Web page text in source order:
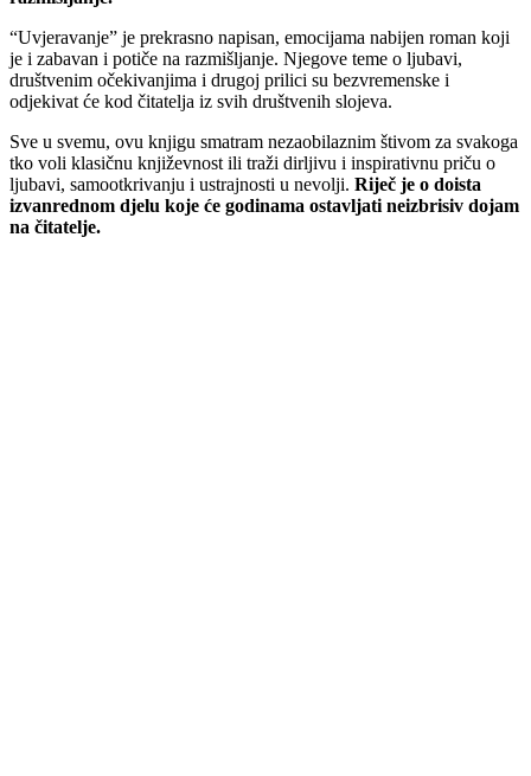
“Uvjeravanje” je prekrasno napisan, emocijama nabijen roman koji
je i zabavan i potiče na razmišljanje. Njegove teme o ljubavi,
društvenim očekivanjima i drugoj prilici su bezvremenske i
odjekivat će kod čitatelja iz svih društvenih slojeva.
Sve u svemu, ovu knjigu smatram nezaobilaznim štivom za svakoga
tko voli klasičnu književnost ili traži dirljivu i inspirativnu priču o
ljubavi, samootkrivanju i ustrajnosti u nevolji. Riječ je o doista
izvanrednom djelu koje će godinama ostavljati neizbrisiv dojam
na čitatelje.